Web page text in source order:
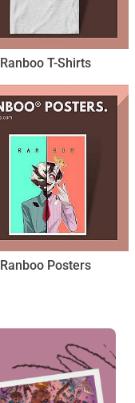
Ranboo T-Shirts
Ranboo Posters